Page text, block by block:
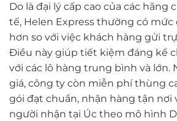
Do là đại lý cấp cao của các hãng
tế, Helen Express thường có
hơn so với việc khách hàng gửi
Điều này giúp tiết kiệm đáng kể
với các lô hàng trung bình và lớn.
giá, công ty còn miễn phí thùng
gói đạt chuẩn, nhận hàng tận nơi
người nhận tại Úc theo mô hình